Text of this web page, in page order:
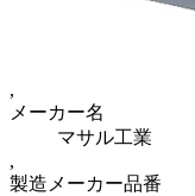
,
メーカー名
マサル工業
,
製造メーカー品番